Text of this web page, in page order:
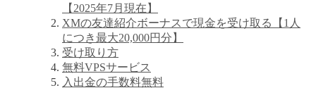
【2025年7月現在】
XMの友達紹介ボーナスで現金を受け取る【1人
につき最大20,000円分】
受け取り方
無料VPSサービス
入出金の手数料無料